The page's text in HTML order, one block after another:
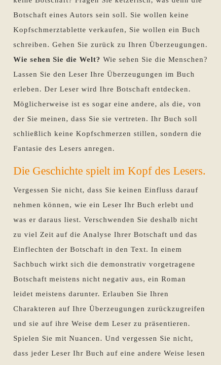
Botschaft eines Autors sein soll. Sie wollen keine
Kopfschmerztablette verkaufen, Sie wollen ein Buch
schreiben. Gehen Sie zurück zu Ihren Überzeugungen.
Wie sehen Sie die Welt? Wie sehen Sie die Menschen?
Lassen Sie den Leser Ihre Überzeugungen im Buch
erleben. Der Leser wird Ihre Botschaft entdecken.
Möglicherweise ist es sogar eine andere, als die, von
der Sie meinen, dass Sie sie vertreten. Ihr Buch soll
schließlich keine Kopfschmerzen stillen, sondern die
Fantasie des Lesers anregen.
Die Geschichte spielt im Kopf des Lesers.
Vergessen Sie nicht, dass Sie keinen Einfluss darauf
nehmen können, wie ein Leser Ihr Buch erlebt und
was er daraus liest. Verschwenden Sie deshalb nicht
zu viel Zeit auf die Analyse Ihrer Botschaft und das
Einflechten der Botschaft in den Text. In einem
Sachbuch wirkt sich die demonstrativ vorgetragene
Botschaft meistens nicht negativ aus, ein Roman
leidet meistens darunter. Erlauben Sie Ihren
Charakteren auf Ihre Überzeugungen zurückzugreifen
und sie auf ihre Weise dem Leser zu präsentieren.
Spielen Sie mit Nuancen. Und vergessen Sie nicht,
dass jeder Leser Ihr Buch auf eine andere Weise lesen